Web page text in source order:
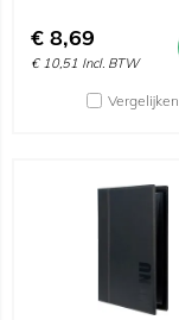
€ 8,69
€ 10,51 Incl. BTW
Vergelijken